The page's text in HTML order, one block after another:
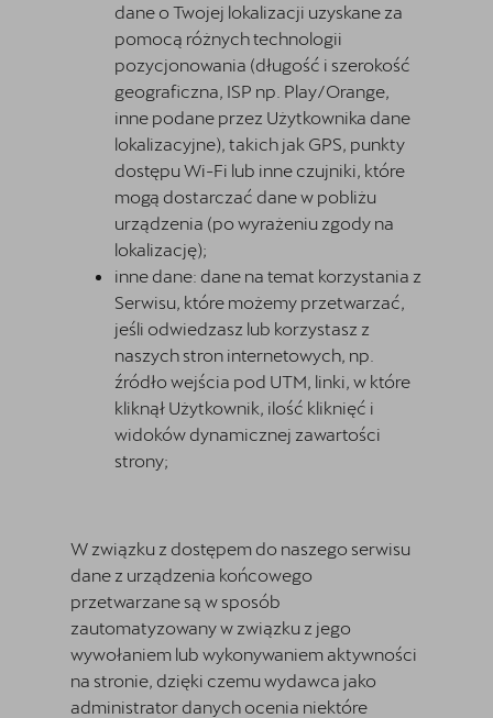
dane o Twojej lokalizacji uzyskane za
pomocą różnych technologii
pozycjonowania (długość i szerokość
geograficzna, ISP np. Play/Orange,
inne podane przez Użytkownika dane
lokalizacyjne), takich jak GPS, punkty
dostępu Wi-Fi lub inne czujniki, które
mogą dostarczać dane w pobliżu
urządzenia (po wyrażeniu zgody na
lokalizację);
inne dane: dane na temat korzystania z
Serwisu, które możemy przetwarzać,
jeśli odwiedzasz lub korzystasz z
naszych stron internetowych, np.
źródło wejścia pod UTM, linki, w które
kliknął Użytkownik, ilość kliknięć i
widoków dynamicznej zawartości
strony;
W związku z dostępem do naszego serwisu
dane z urządzenia końcowego
przetwarzane są w sposób
zautomatyzowany w związku z jego
wywołaniem lub wykonywaniem aktywności
na stronie, dzięki czemu wydawca jako
administrator danych ocenia niektóre